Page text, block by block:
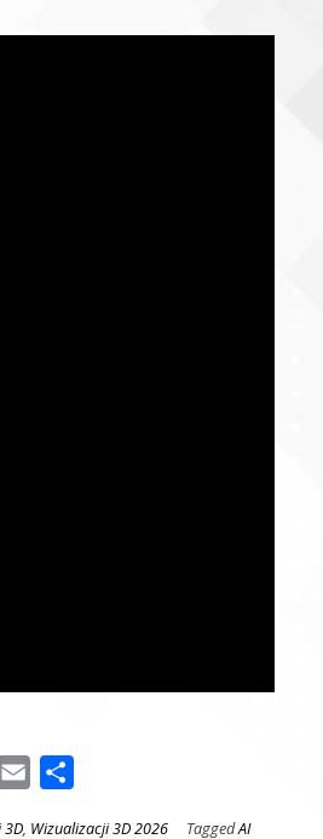
LinkedIn
Email
3D, Wizualizacji 3D 2026 TaggedAI